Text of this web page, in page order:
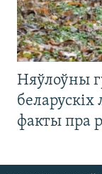
Няўлоўны
беларускіх
факты пра